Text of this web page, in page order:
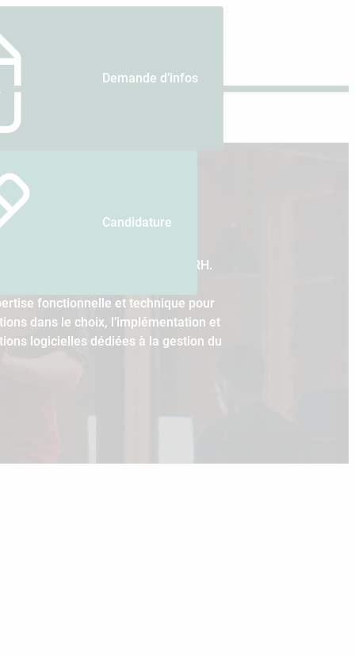
Demande d’infos
Candidature
la digitalisation des processus RH.
fonctionnelle et technique pour
dans le choix, l’implémentation et
logicielles dédiées à la gestion du